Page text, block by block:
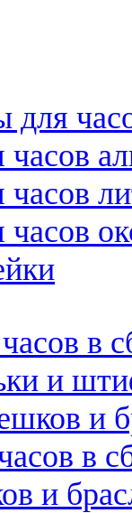
для
часов
часов
в
и
и
в
и